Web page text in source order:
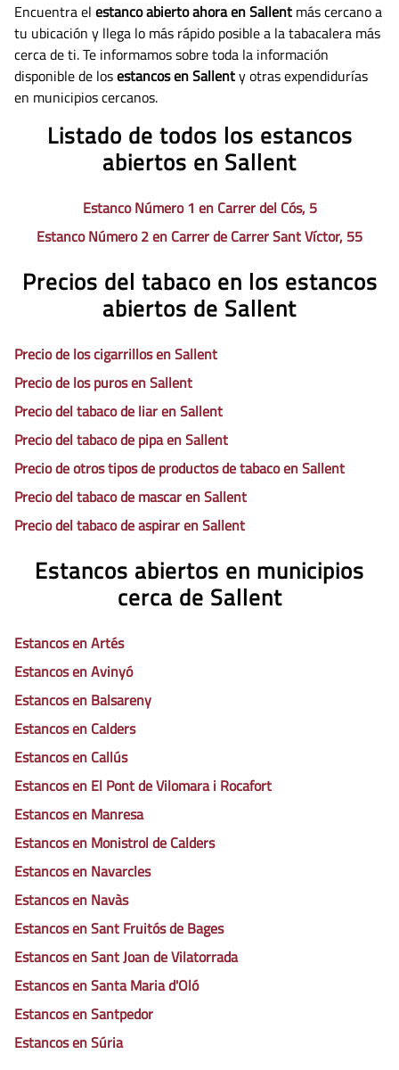
Encuentra el estanco abierto ahora en Sallent más cercano a
tu ubicación y llega lo más rápido posible a la tabacalera más
cerca de ti. Te informamos sobre toda la información
disponible de losestancos en Sallenty otras expendidurías
en municipios cercanos.
Listado de todos los estancos
abiertos en Sallent
Estanco Número 1 en Carrer del Cós, 5
Estanco Número 2 en Carrer de Carrer Sant Víctor, 55
Precios del tabaco en los estancos
abiertos de Sallent
Precio de los cigarrillos en Sallent
Precio de los puros en Sallent
Precio del tabaco de liar en Sallent
Precio del tabaco de pipa en Sallent
Precio de otros tipos de productos de tabaco en Sallent
Precio del tabaco de mascar en Sallent
Precio del tabaco de aspirar en Sallent
Estancos abiertos en municipios
cerca de Sallent
Estancos en Artés
Estancos en Avinyó
Estancos en Balsareny
Estancos en Calders
Estancos en Callús
Estancos en El Pont de Vilomara i Rocafort
Estancos en Manresa
Estancos en Monistrol de Calders
Estancos en Navarcles
Estancos en Navàs
Estancos en Sant Fruitós de Bages
Estancos en Sant Joan de Vilatorrada
Estancos en Santa Maria d'Oló
Estancos en Santpedor
Estancos en Súria